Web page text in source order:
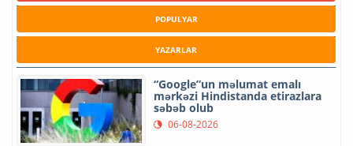
POPULYAR
YAZARLAR
“Google”un məlumat emalı
mərkəzi Hindistanda etirazlara
səbəb olub
06-08-2026